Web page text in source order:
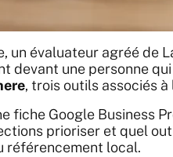
évaluateur agréé de
devant une personne
, trois outils associés
fiche Google
prioriser et quel
référencement local.